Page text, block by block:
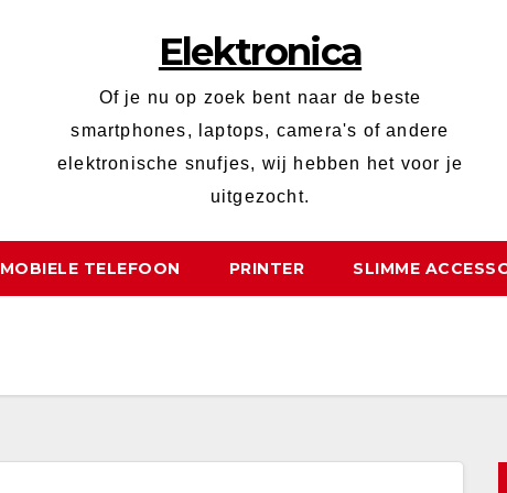
Elektronica
Of je nu op zoek bent naar de beste
smartphones, laptops, camera's of andere
elektronische snufjes, wij hebben het voor je
uitgezocht.
MOBIELE TELEFOON PRINTER SLIMME